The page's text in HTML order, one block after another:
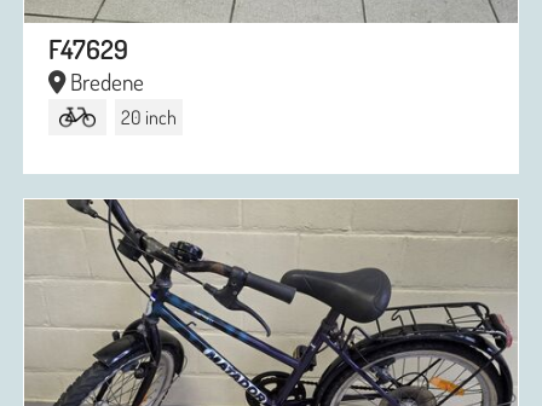
F47629
Bredene
20 inch